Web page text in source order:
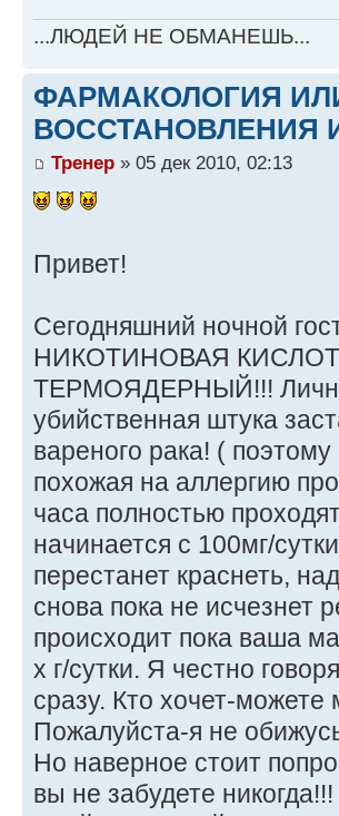
...ЛЮДЕЙ НЕ ОБМАНЕШЬ...
ФАРМАКОЛОГИЯ
ВОССТАНОВЛЕНИЯ
Тренер » 05 дек 2010, 02:13
Привет!
Сегодняшний ночной
НИКОТИНОВАЯ КИСЛОТА
ТЕРМОЯДЕРНЫЙ!!!
убийственная штука
вареного рака! (
похожая на аллергию
часа полностью
начинается с 100мг/
перестанет краснеть,
снова пока не исчезнет
происходит пока ваша
х г/сутки. Я честно
сразу. Кто хочет-
Пожалуйста-я не
Но наверное стоит
вы не забудете